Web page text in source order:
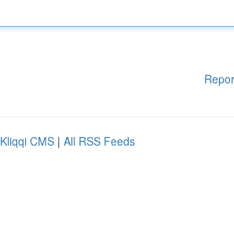
Kliqqi CMS | All RSS Feeds